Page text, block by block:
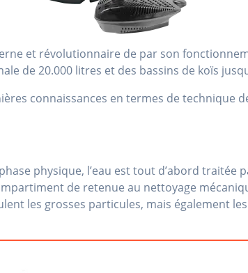
et révolutionnaire de par son
de 20.000 litres et des bassins de koïs
connaissances en termes de technique
physique, l’eau est tout d’abord
de retenue au nettoyage
les grosses particules, mais également